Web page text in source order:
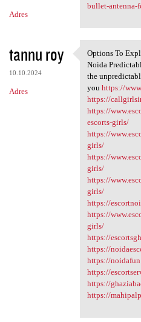
Adres
bullet-antenna-
tannu roy
10.10.2024
Adres
Options To
Options To
Noida
the
you https://
https://
https://
escorts-girls/
https://
girls/
https://
girls/
https://
girls/
https://
https://
girls/
https://
https://
https://
https://
https://
https://